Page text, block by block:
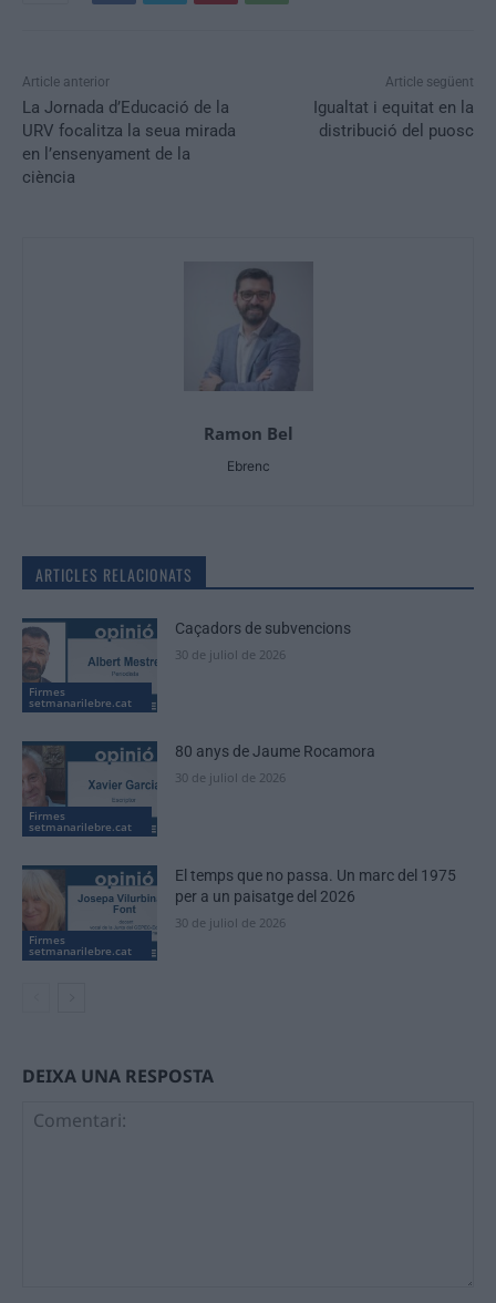
Article anterior
La Jornada d’Educació de la
URV focalitza la seua mirada
en l’ensenyament de la
ciència
Article següent
Igualtat i equitat en la
distribució del puosc
Ramon Bel
Ebrenc
ARTICLES RELACIONATS
Firmes
setmanarilebre.cat
Caçadors de subvencions
30 de juliol de 2026
Firmes
setmanarilebre.cat
80 anys de Jaume Rocamora
30 de juliol de 2026
Firmes
setmanarilebre.cat
El temps que no passa. Un marc del 1975
per a un paisatge del 2026
30 de juliol de 2026
DEIXA UNA RESPOSTA